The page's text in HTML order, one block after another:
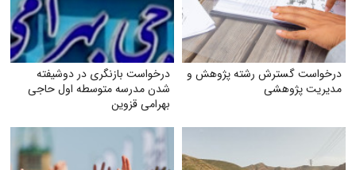
درخواست گسترش رشته پژوهش و
مدیریت پژوهشی
درخواست بازنگری در دوشیفته
شدن مدرسه متوسطه اول حاجی
بهرامی قزوین